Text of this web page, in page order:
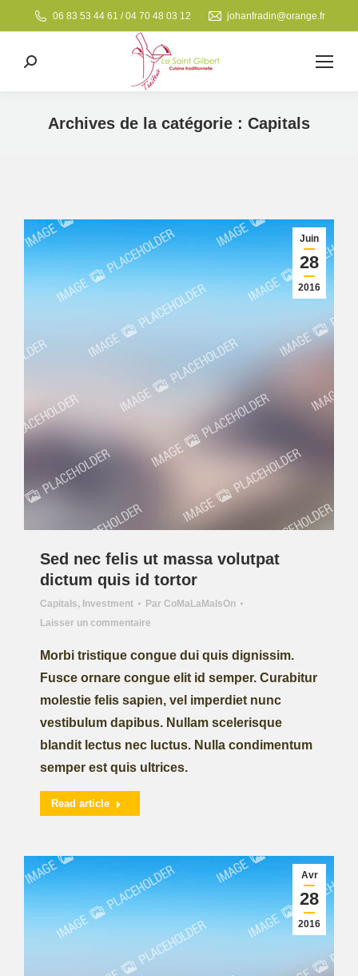
06 83 53 44 61 / 04 70 48 03 12 johanfradin@orange.fr
Search:
Archives de la catégorie : Capitals
Juin
28
2016
Sed nec felis ut massa volutpat
dictum quis id tortor
Capitals, Investment Par CoMaLaMaIsOn
Laisser un commentaire
Morbi tristique congue dui quis dignissim.
Fusce ornare congue elit id semper. Curabitur
molestie felis sapien, vel imperdiet nunc
vestibulum dapibus. Nullam scelerisque
blandit lectus nec luctus. Nulla condimentum
semper est quis ultrices.
Read article
Avr
28
2016